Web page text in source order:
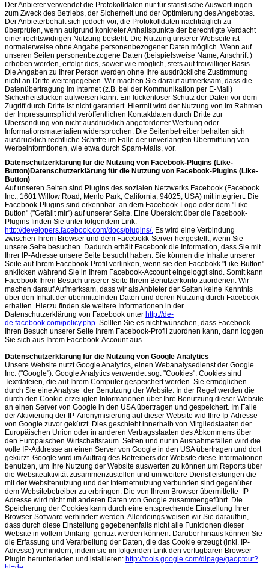
Der Anbieter verwendet die Protokolldaten nur für statistische Auswertungen
zum Zweck des Betriebs, der Sicherheit und der Optimierung des Angebotes.
Der Anbieterbehält sich jedoch vor, die Protokolldaten nachträglich zu
überprüfen, wenn aufgrund konkreter Anhaltspunkte der berechtigte Verdacht
einer rechtswidrigen Nutzung besteht. Die Nutzung unserer Webseite ist
normalerweise ohne Angabe personenbezogener Daten möglich. Wenn auf
unseren Seiten personenbezogene Daten (beispielsweise Name, Anschrift )
erhoben werden, erfolgt dies, soweit wie möglich, stets auf freiwilliger Basis.
Die Angaben zu Ihrer Person werden ohne Ihre ausdrückliche Zustimmung
nicht an Dritte weitergegeben. Wir machen Sie darauf aufmerksam, dass die
Datenübertragung im Internet (z.B. bei der Kommunikation per E-Mail)
Sicherheitslücken aufweisen kann. Ein lückenloser Schutz der Daten vor dem
Zugriff durch Dritte ist nicht garantiert. Hiermit wird der Nutzung von im Rahmen
der Impressumspflicht veröffentlichen Kontaktdaten durch Dritte zur
Übersendung von nicht ausdrücklich angeforderter Werbung oder
Informationsmaterialien widersprochen. Die Seitenbetreiber behalten sich
ausdrücklich rechtliche Schritte im Falle der unverlangten Übermittlung von
Werbeinformtionen, wie etwa durch Spam-Mails, vor.
Datenschutzerklärung für die Nutzung von Facebook-Plugins (Like-
Button)Datenschutzerklärung für die Nutzung von Facebook-Plugins (Like-
Button)
Auf unseren Seiten sind Plugins des sozialen Netzwerks Facebook (Facebook
Inc., 1601 Willow Road, Menlo Park, California, 94025, USA) mit integriert. Die
Facebook-Plugins sind erkennbar an dem Facebook-Logo oder dem "Like-
Button" ("Gefällt mir") auf unserer Seite. Eine Übersicht über die Facebook-
Plugins finden Sie unter folgendem Link:
http://developers.facebook.com/docs/plugins/. Es wird eine Verbindung
zwischen Ihrem Browser und dem Facebokk-Server hergestellt, wenn Sie
unsere Seite besuchen. Dadurch erhält Facebook die Information, dass Sie mit
Ihrer IP-Adresse unsere Seite besucht haben. Sie können die Inhalte unserer
Seite auf Ihrem Facebook-Profil verlinken, wenn sie den Facebokk "Like-Button"
anklicken während Sie in Ihrem Facebook-Account eingeloggt sind. Somit kann
Facebook Ihren Besuch unserer Seite Ihrem Benutzerkonto zuordenen. Wir
machen darauf Aufmerksam, dass wir als Anbieter der Seiten keine Kenntnis
über den Inhalt der übermittelnden Daten und deren Nutzung durch Facebook
erhalten. Hierzu finden sie weitere Informationen in der
Datenschutzerklärung von Facebook unter http://de-
de.facebook.com/policy.php. Sollten Sie es nicht wünschen, dass Facebook
Ihren Besuch unserer Seite Ihrem Facebook-Profil zuordnen kann, dann loggen
Sie sich aus Ihrem Facebook-Account aus.
Datenschutzerklärung für die Nutzung von Google Analytics
Unsere Website nutzt Google Analytics, einen Webanalysedienst der Google
Inc. ("Google"). Google Analytics verwendet sog. "Cookies". Cookies sind
Textdateien, die auf Ihrem Computer gespeichert werden. Sie ermöglichen
durch Sie eine Analyse der Benutzung der Website. In der Regel werden die
durch den Cookie erzeugten Informationen über Ihre Benutzung dieser Website
an einen Server von Google in den USA übertragen und gespeichert. Im Falle
der Aktivierung der IP-Anonymisierung auf dieser Website wid Ihre Ip-Adresse
von Google zuvor gekürzt. Dies geschieht innerhalb von Mitgliedstaaten der
Europäischen Union oder in anderen Vertragsstaaten des Abkommens über
den Europäischen Wirtschaftsraum. Selten und nur in Ausnahmefällen wird die
volle IP-Addresse an einen Server von Google in den USA übertragen und dort
gekürzt. Google wird im Auftrag des Betreibers der Website diese Informationen
benutzen, um Ihre Nutzung der Website auswerten zu können,um Reports über
die Websiteaktivität zusammenzustellen und um weitere Dienstleistungen die
mit der Websitenutzung und der Internetnutzung verbunden sind gegenüber
dem Websitebetreiber zu erbringen. Die von Ihrem Browser übermittelte IP-
Adresse wird nicht mit anderen Daten von Google zusammengeführt. Die
Speicherung der Cookies kann durch eine entsprechende Einstellung Ihrer
Browser-Software verhindert werden. Allerdeings weisen wir Sie daraufhin,
dass durch diese Einstellung gegebenenfalls nicht alle Funktionen dieser
Website in vollem Umfang genuzt werden können. Darüber hinaus können Sie
die Erfassung und Verarbeitung der Daten, die das Cookie erzeugt (inkl. IP-
Adresse) verhindern, indem sie im folgenden Link den verfügbaren Browser-
Plugin herunterladen und istallieren: http://tools.google.com/dlpage/gaoptout?